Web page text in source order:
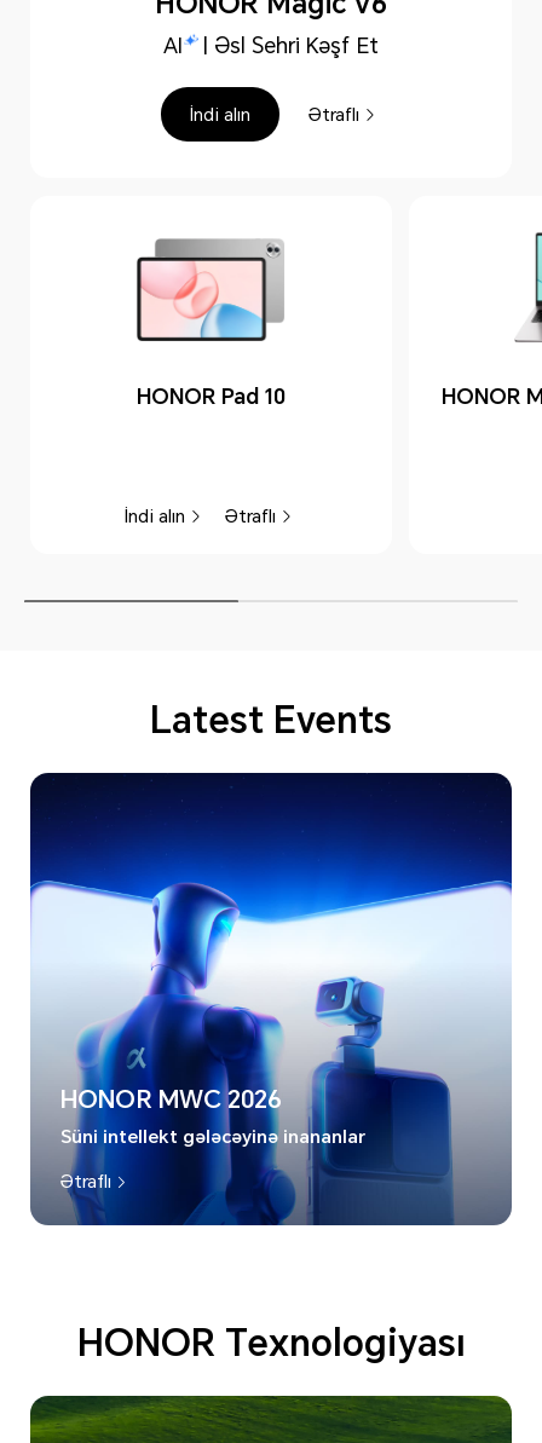
AI | Əsl Sehri Kəşf Et
İndi alın Ətraflı
HONOR Pad 10
İndi alın Ətraflı
HONOR
Latest Events
HONOR MWC 2026
Süni intellekt gələcəyinə inananlar
Ətraflı
HONOR Texnologiyası